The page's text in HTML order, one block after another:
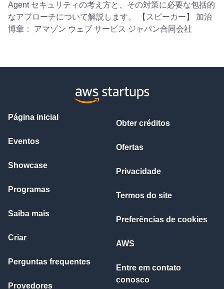
Agent セキュリティの考え方と、その対策に必要な包括的
なアプローチについて解説します。 【スピーカー】 加治
博章： アマゾン ウェブ サービス ジャパン合同会社
Página inicial
Eventos
Showcase
Programas
Saiba mais
Criar
Perguntas frequentes
Provedores
Obter créditos
Ofertas
Privacidade
Termos do site
Preferências de cookies
AWS
Entre em contato
conosco